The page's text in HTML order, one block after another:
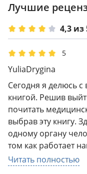
Важные мысли
Лучшие
4,3 из
5
YuliaDrygina
Сегодня я делюсь
книгой. Решив
почитать
выбрав эту книгу.
одному органу
том как работает
дать сбой и как
страшный и
Читать полностью